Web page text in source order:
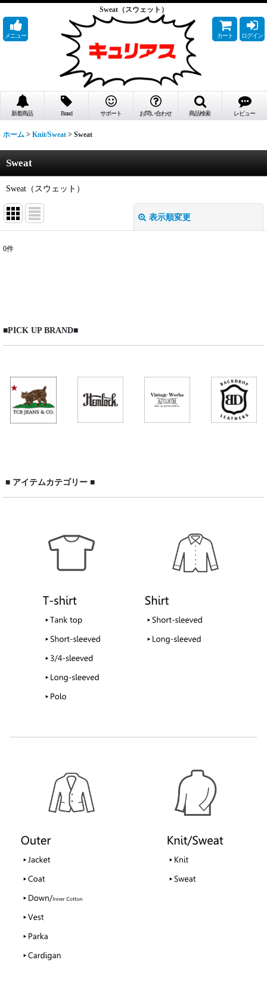
Sweat（スウェット）
メニュー カート ログイン
新着商品 Brand サポート お問い合わせ 商品検索 レビュー
ホーム > Knit/Sweat > Sweat
Sweat
Sweat（スウェット）
表示順変更
絞り込む
0件
■PICK UP BRAND■
■ アイテムカテゴリー ■